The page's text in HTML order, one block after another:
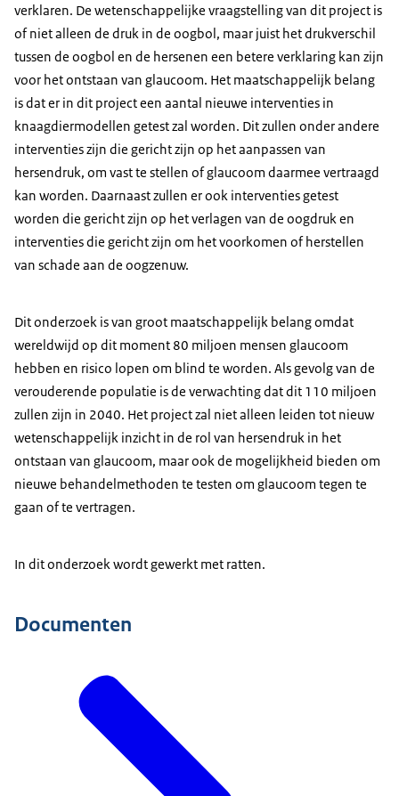
verklaren. De wetenschappelijke vraagstelling van dit project is
of niet alleen de druk in de oogbol, maar juist het drukverschil
tussen de oogbol en de hersenen een betere verklaring kan zijn
voor het ontstaan van glaucoom. Het maatschappelijk belang
is dat er in dit project een aantal nieuwe interventies in
knaagdiermodellen getest zal worden. Dit zullen onder andere
interventies zijn die gericht zijn op het aanpassen van
hersendruk, om vast te stellen of glaucoom daarmee vertraagd
kan worden. Daarnaast zullen er ook interventies getest
worden die gericht zijn op het verlagen van de oogdruk en
interventies die gericht zijn om het voorkomen of herstellen
van schade aan de oogzenuw.
Dit onderzoek is van groot maatschappelijk belang omdat
wereldwijd op dit moment 80 miljoen mensen glaucoom
hebben en risico lopen om blind te worden. Als gevolg van de
verouderende populatie is de verwachting dat dit 110 miljoen
zullen zijn in 2040. Het project zal niet alleen leiden tot nieuw
wetenschappelijk inzicht in de rol van hersendruk in het
ontstaan van glaucoom, maar ook de mogelijkheid bieden om
nieuwe behandelmethoden te testen om glaucoom tegen te
gaan of te vertragen.
In dit onderzoek wordt gewerkt met ratten.
Documenten